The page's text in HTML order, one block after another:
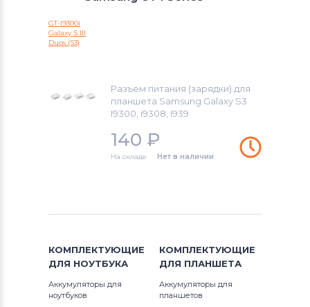
Разъемы питания для планшетов
Galaxy Tab 4
GT-I Series
GT-I9300i
Galaxy S III
Duos (S3)
Разъем питания (зарядки) для
планшета Samsung Galaxy S3
I9300, i9308, I939
140 ₽
На складе Нет в наличии
КОМПЛЕКТУЮЩИЕ
ДЛЯ НОУТБУКА
Аккумуляторы для
ноутбуков
КОМПЛЕКТУЮЩИЕ
ДЛЯ ПЛАНШЕТА
Аккумуляторы для
планшетов